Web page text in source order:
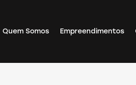
Quem Somos Empreendimentos